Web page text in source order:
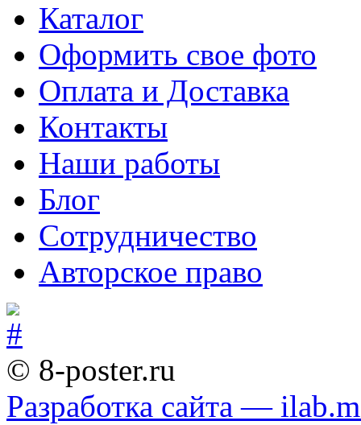
Каталог
Оформить свое фото
Оплата и Доставка
Контакты
Наши работы
Блог
Сотрудничество
Авторское право
© 8-poster.ru
Разработка сайта —